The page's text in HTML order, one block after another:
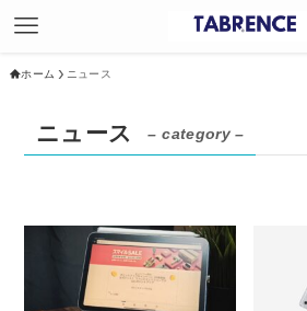
ホーム ニュース
ニュース – category –